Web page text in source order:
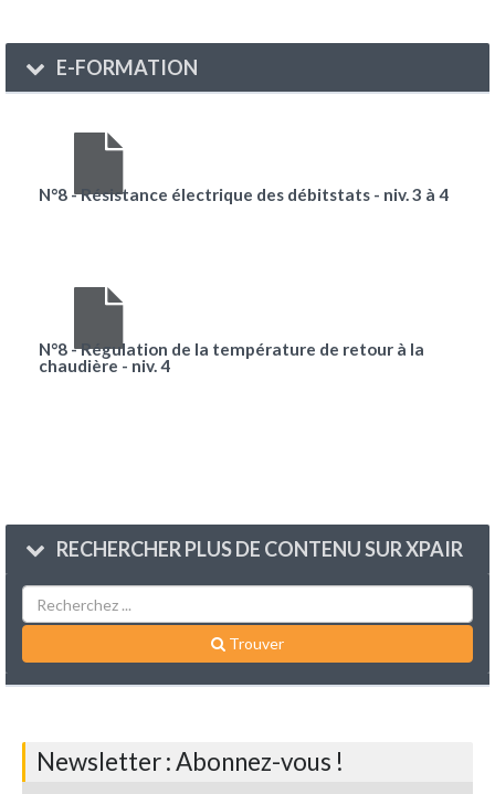
E-FORMATION
N°8 - Résistance électrique des débitstats - niv. 3 à 4
N°8 - Régulation de la température de retour à la
chaudière - niv. 4
RECHERCHER PLUS DE CONTENU SUR XPAIR
Trouver
Newsletter : Abonnez-vous !